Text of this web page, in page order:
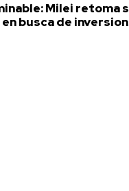
Milei retoma
busca de